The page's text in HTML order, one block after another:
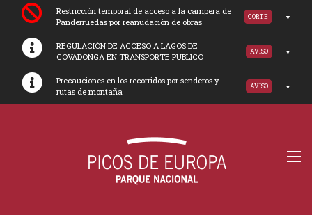
Restricción temporal de acceso a la campera de
Panderruedas por reanudación de obras
CORTE
REGULACIÓN DE ACCESO A LAGOS DE
COVADONGA EN TRANSPORTE PUBLICO
AVISO
Precauciones en los recorridos por senderos y
rutas de montaña
AVISO